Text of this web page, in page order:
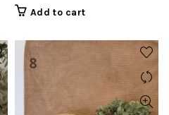
Add to cart